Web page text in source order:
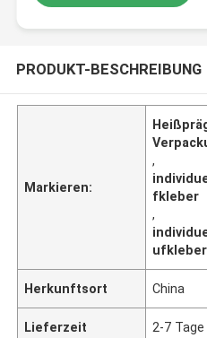
PRODUKT-BESCHREIBUNG
Markieren:
,
fkleber
,
ufkleber
Herkunftsort China
Lieferzeit 2-7 Tage